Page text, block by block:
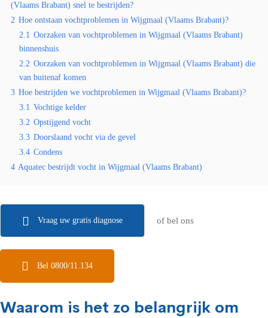
(Vlaams Brabant) snel te bestrijden?
2 Hoe ontstaan vochtproblemen in Wijgmaal (Vlaams Brabant)?
2.1 Oorzaken van vochtproblemen in Wijgmaal (Vlaams Brabant)
binnenshuis
2.2 Oorzaken van vochtproblemen in Wijgmaal (Vlaams Brabant) die
van buitenaf komen
3 Hoe bestrijden we vochtproblemen in Wijgmaal (Vlaams Brabant)?
3.1 Vochtige kelder
3.2 Opstijgend vocht
3.3 Doorslaand vocht via de gevel
3.4 Condens
4 Aquatec bestrijdt vocht in Wijgmaal (Vlaams Brabant)
Vraag uw gratis diagnose of bel ons
Bel 0800/11.134
Waarom is het zo belangrijk om